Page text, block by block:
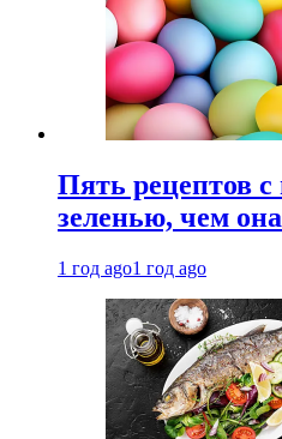
Пять рецептов с
зеленью, чем
1 год ago1 год ago